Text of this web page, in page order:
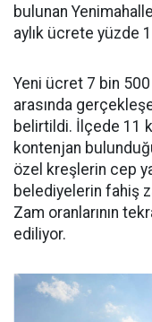
bulunan
aylık ücrete yüzde
Yeni ücret 7 bin
arasında
belirtildi. İlçede 11
kontenjan
özel kreşlerin cep
belediyelerin fahiş
Zam oranlarının
ediliyor.